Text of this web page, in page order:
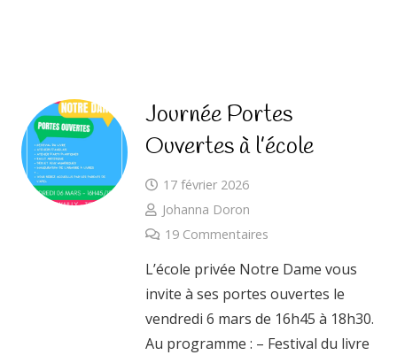
Journée Portes
Ouvertes à l’école
17 février 2026
Johanna Doron
19 Commentaires
L’école privée Notre Dame vous
invite à ses portes ouvertes le
vendredi 6 mars de 16h45 à 18h30.
Au programme : – Festival du livre